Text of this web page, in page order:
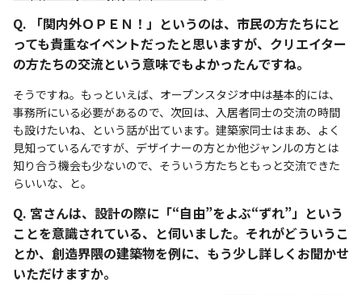
Q. 「関内外ＯＰＥＮ！」というのは、市民の方たちにと
っても貴重なイベントだったと思いますが、クリエイター
の方たちの交流という意味でもよかったんですね。
そうですね。もっといえば、オープンスタジオ中は基本的には、
事務所にいる必要があるので、次回は、入居者同士の交流の時間
も設けたいね、という話が出ています。建築家同士はまあ、よく
見知っているんですが、デザイナーの方とか他ジャンルの方とは
知り合う機会も少ないので、そういう方たちともっと交流できた
らいいな、と。
Q. 宮さんは、設計の際に「“自由”をよぶ“ずれ”」という
ことを意識されている、と伺いました。それがどういうこ
とか、創造界隈の建築物を例に、もう少し詳しくお聞かせ
いただけますか。